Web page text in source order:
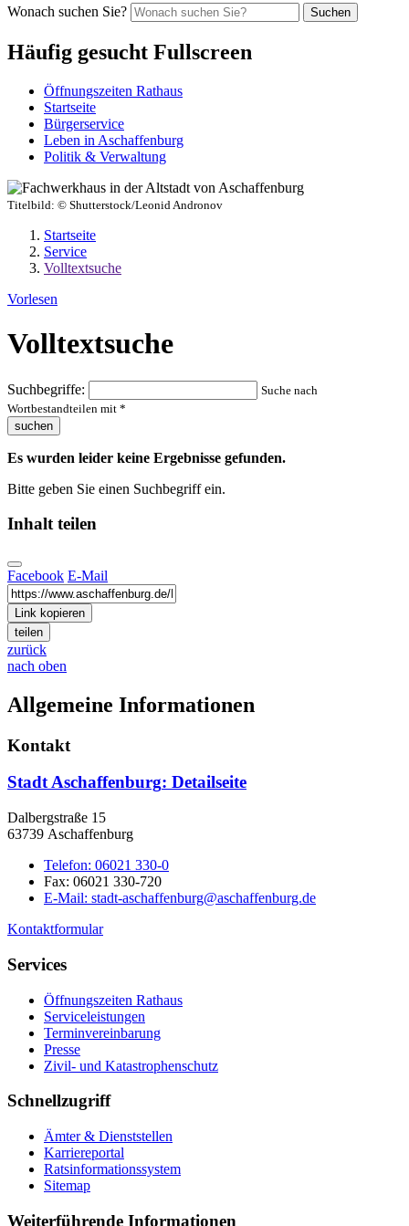
Wonach suchen Sie? Suchen
Häufig gesucht Fullscreen
Öffnungszeiten Rathaus
Startseite
Bürgerservice
Leben in Aschaffenburg
Politik & Verwaltung
Titelbild: © Shutterstock/Leonid Andronov
Startseite
Service
Volltextsuche
Vorlesen
Volltextsuche
Suchbegriffe:
Suche nach
Wortbestandteilen mit *
suchen
Es wurden leider keine Ergebnisse gefunden.
Bitte geben Sie einen Suchbegriff ein.
Inhalt teilen
Facebook E-Mail
Link kopieren
teilen
zurück
nach oben
Allgemeine Informationen
Kontakt
Stadt Aschaffenburg: Detailseite
Dalbergstraße 15
63739 Aschaffenburg
Telefon: 06021 330-0
Fax: 06021 330-720
E-Mail: stadt-aschaffenburg@aschaffenburg.de
Kontaktformular
Services
Öffnungszeiten Rathaus
Serviceleistungen
Terminvereinbarung
Presse
Zivil- und Katastrophenschutz
Schnellzugriff
Ämter & Dienststellen
Karriereportal
Ratsinformationssystem
Sitemap
Weiterführende Informationen